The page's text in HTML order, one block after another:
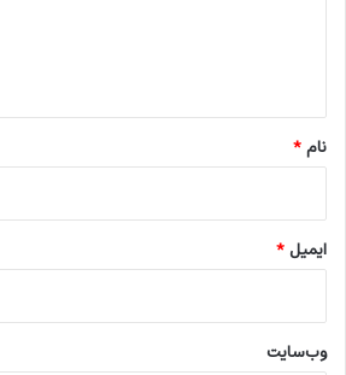
نام*
ایمیل*
وب‌سایت